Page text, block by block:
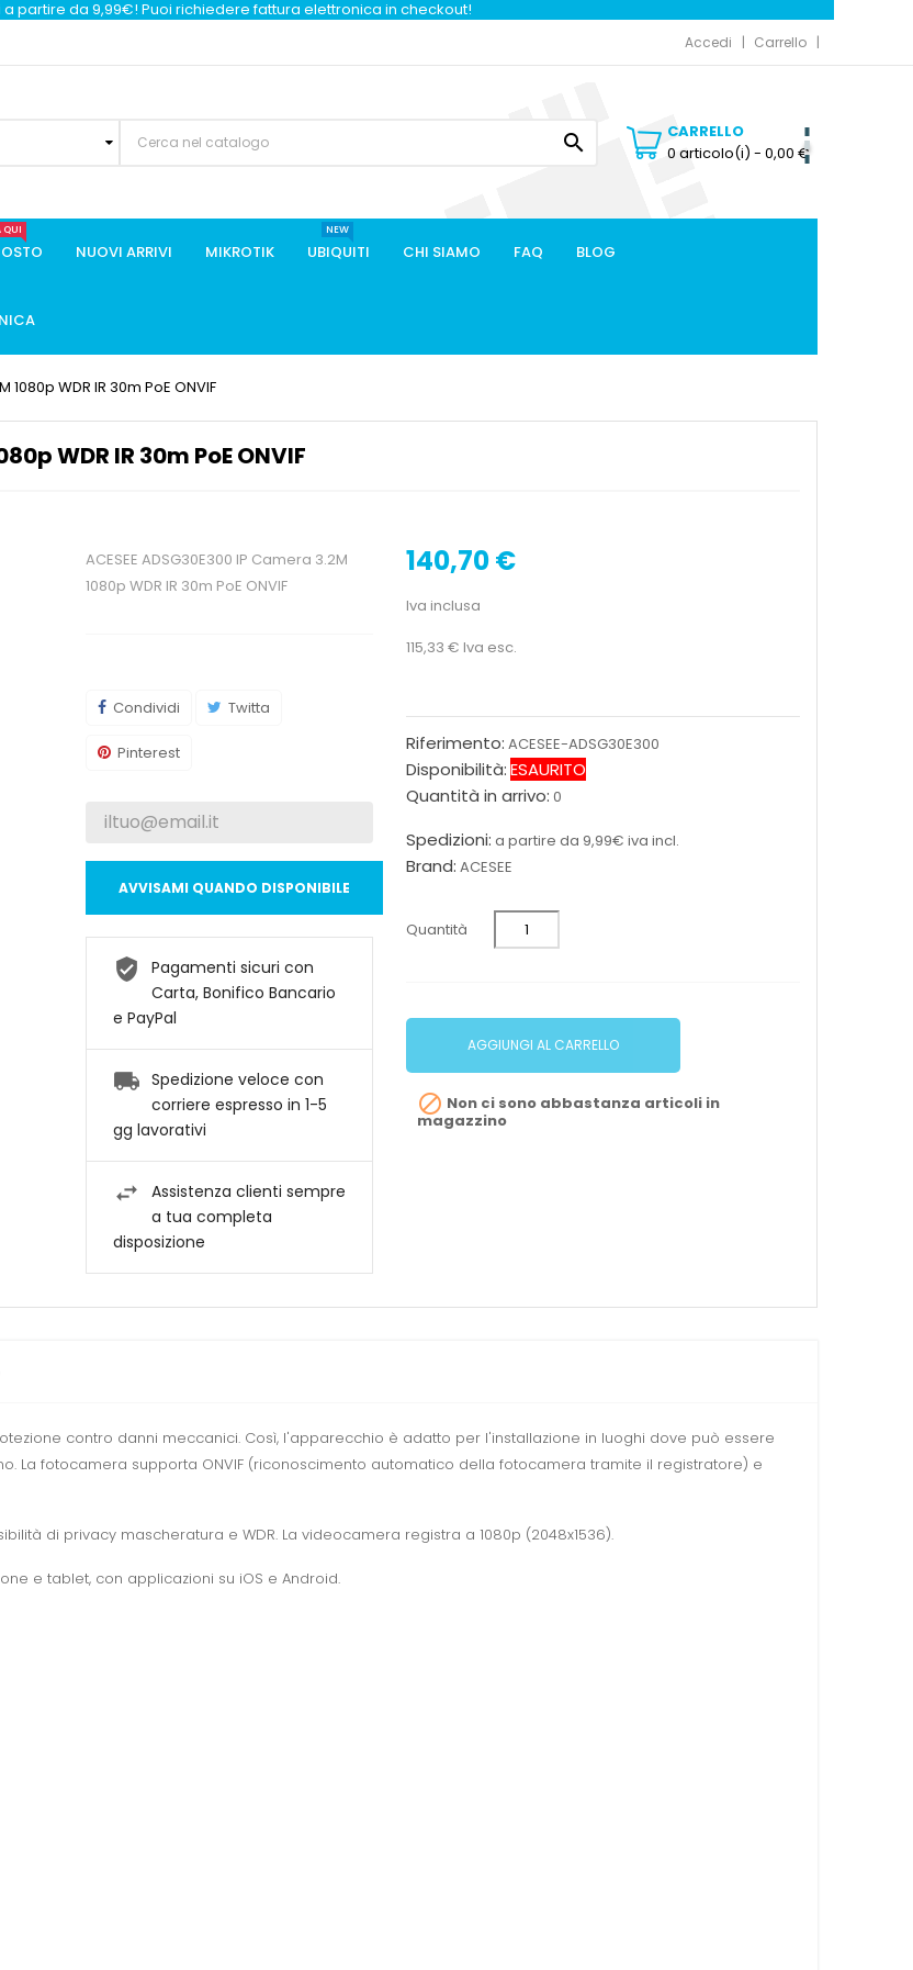
partire da 9,99€! Puoi richiedere fattura elettronica in checkout!
Accedi Carrello

CARRELLO
0 articolo(i) - 0,00 €
QUI
NUOVI ARRIVI MIKROTIK UBIQUITI
NEW
CHI SIAMO FAQ BLOG
1080p WDR IR 30m PoE ONVIF
WDR IR 30m PoE ONVIF
140,70 €
Iva inclusa
115,33 € Iva esc.
Riferimento: ACESEE-ADSG30E300
Disponibilità:ESAURITO
Quantità in arrivo: 0
Spedizioni: a partire da 9,99€ iva incl.
Brand: ACESEE
Quantità
AGGIUNGI AL CARRELLO
 Non ci sono abbastanza articoli in
magazzino
ACESEE ADSG30E300 IP Camera 3.2M
1080p WDR IR 30m PoE ONVIF
Condividi Twitta
Pinterest
AVVISAMI QUANDO DISPONIBILE
Pagamenti sicuri con
Carta, Bonifico Bancario
e PayPal
Spedizione veloce con
corriere espresso in 1-5
gg lavorativi
Assistenza clienti sempre
a tua completa
disposizione
contro danni meccanici. Così, l'apparecchio è adatto per l'installazione in luoghi dove può essere
La fotocamera supporta ONVIF (riconoscimento automatico della fotocamera tramite il registratore) e
di privacy mascheratura e WDR. La videocamera registra a 1080p (2048x1536).
e tablet, con applicazioni su iOS e Android.